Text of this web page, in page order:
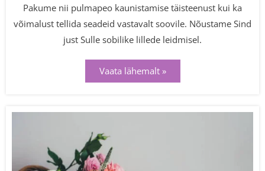
Pakume nii pulmapeo kaunistamise täisteenust kui ka
võimalust tellida seadeid vastavalt soovile. Nõustame Sind
just Sulle sobilike lillede leidmisel.
Vaata lähemalt »